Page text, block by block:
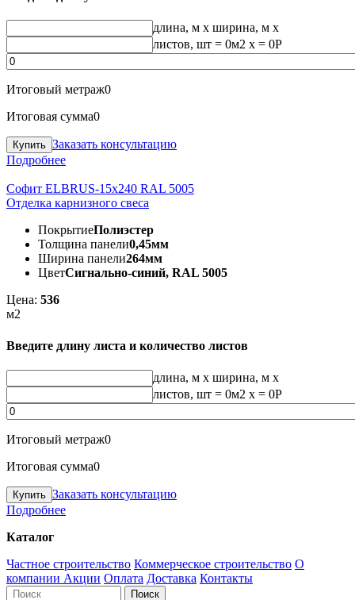
длина, м x ширина, м x
листов, шт = 0м2 x = 0Р
Итоговый метраж0
Итоговая сумма0
Заказать консультацию
Подробнее
Софит ELBRUS-15х240 RAL 5005
Отделка карнизного свеса
ПокрытиеПолиэстер
Толщина панели0,45мм
Ширина панели264мм
ЦветСигнально-синий, RAL 5005
Цена: 536
м2
Введите длину листа и количество листов
длина, м x ширина, м x
листов, шт = 0м2 x = 0Р
Итоговый метраж0
Итоговая сумма0
Заказать консультацию
Подробнее
Каталог
Частное строительство Коммерческое строительство О
компании Акции Оплата Доставка Контакты